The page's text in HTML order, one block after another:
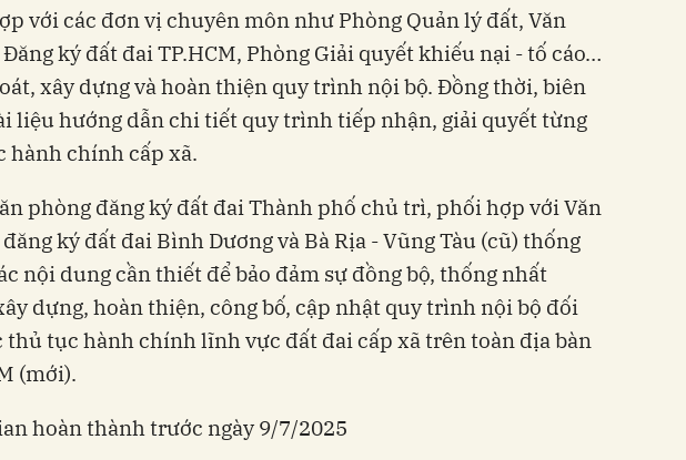
với các đơn vị chuyên môn như Phòng Quản lý đất, Văn
ký đất đai TP.HCM, Phòng Giải quyết khiếu nại - tố cáo…
xây dựng và hoàn thiện quy trình nội bộ. Đồng thời, biên
liệu hướng dẫn chi tiết quy trình tiếp nhận, giải quyết từng
hành chính cấp xã.
phòng đăng ký đất đai Thành phố chủ trì, phối hợp với Văn
ký đất đai Bình Dương và Bà Rịa - Vũng Tàu (cũ) thống
nội dung cần thiết để bảo đảm sự đồng bộ, thống nhất
dựng, hoàn thiện, công bố, cập nhật quy trình nội bộ đối
thủ tục hành chính lĩnh vực đất đai cấp xã trên toàn địa bàn
(mới).
hoàn thành trước ngày 9/7/2025